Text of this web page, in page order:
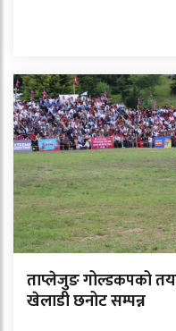
ताप्लेजुङ गोल्डकपको
खेलाडी छनोट सम्पन्न